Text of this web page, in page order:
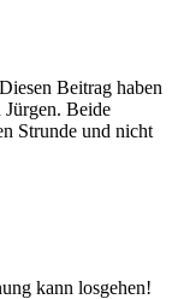
Beitrag haben
Beide
Strunde und nicht
kann losgehen!